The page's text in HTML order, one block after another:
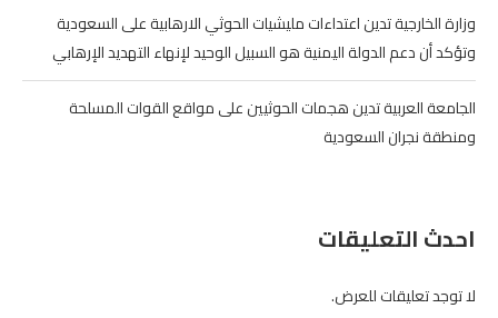
وزارة الخارجية تدين اعتداءات مليشيات الحوثي الارهابية على السعودية
وتؤكد أن دعم الدولة اليمنية هو السبيل الوحيد لإنهاء التهديد الإرهابي
الجامعة العربية تدين هجمات الحوثيين على مواقع القوات المسلحة
ومنطقة نجران السعودية
احدث التعليقات
لا توجد تعليقات للعرض.